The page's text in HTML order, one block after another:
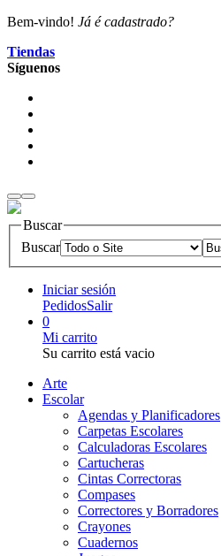
Bem-vindo! Já é cadastrado?
Tiendas
Síguenos
Buscar
Buscar
Iniciar sesión
PedidosSalir
0
Mi carrito
Su carrito está vacio
Arte
Escolar
Agendas y Planificadores
Carpetas Escolares
Calculadoras Escolares
Cartucheras
Cintas Correctoras
Compases
Correctores y Borradores
Crayones
Cuadernos